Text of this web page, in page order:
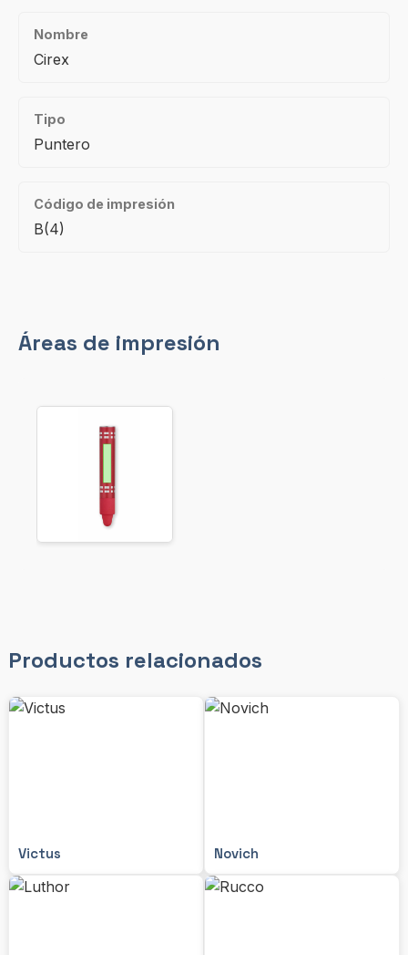
Nombre
Cirex
Tipo
Puntero
Código de impresión
B(4)
Áreas de impresión
Productos relacionados
Victus Novich